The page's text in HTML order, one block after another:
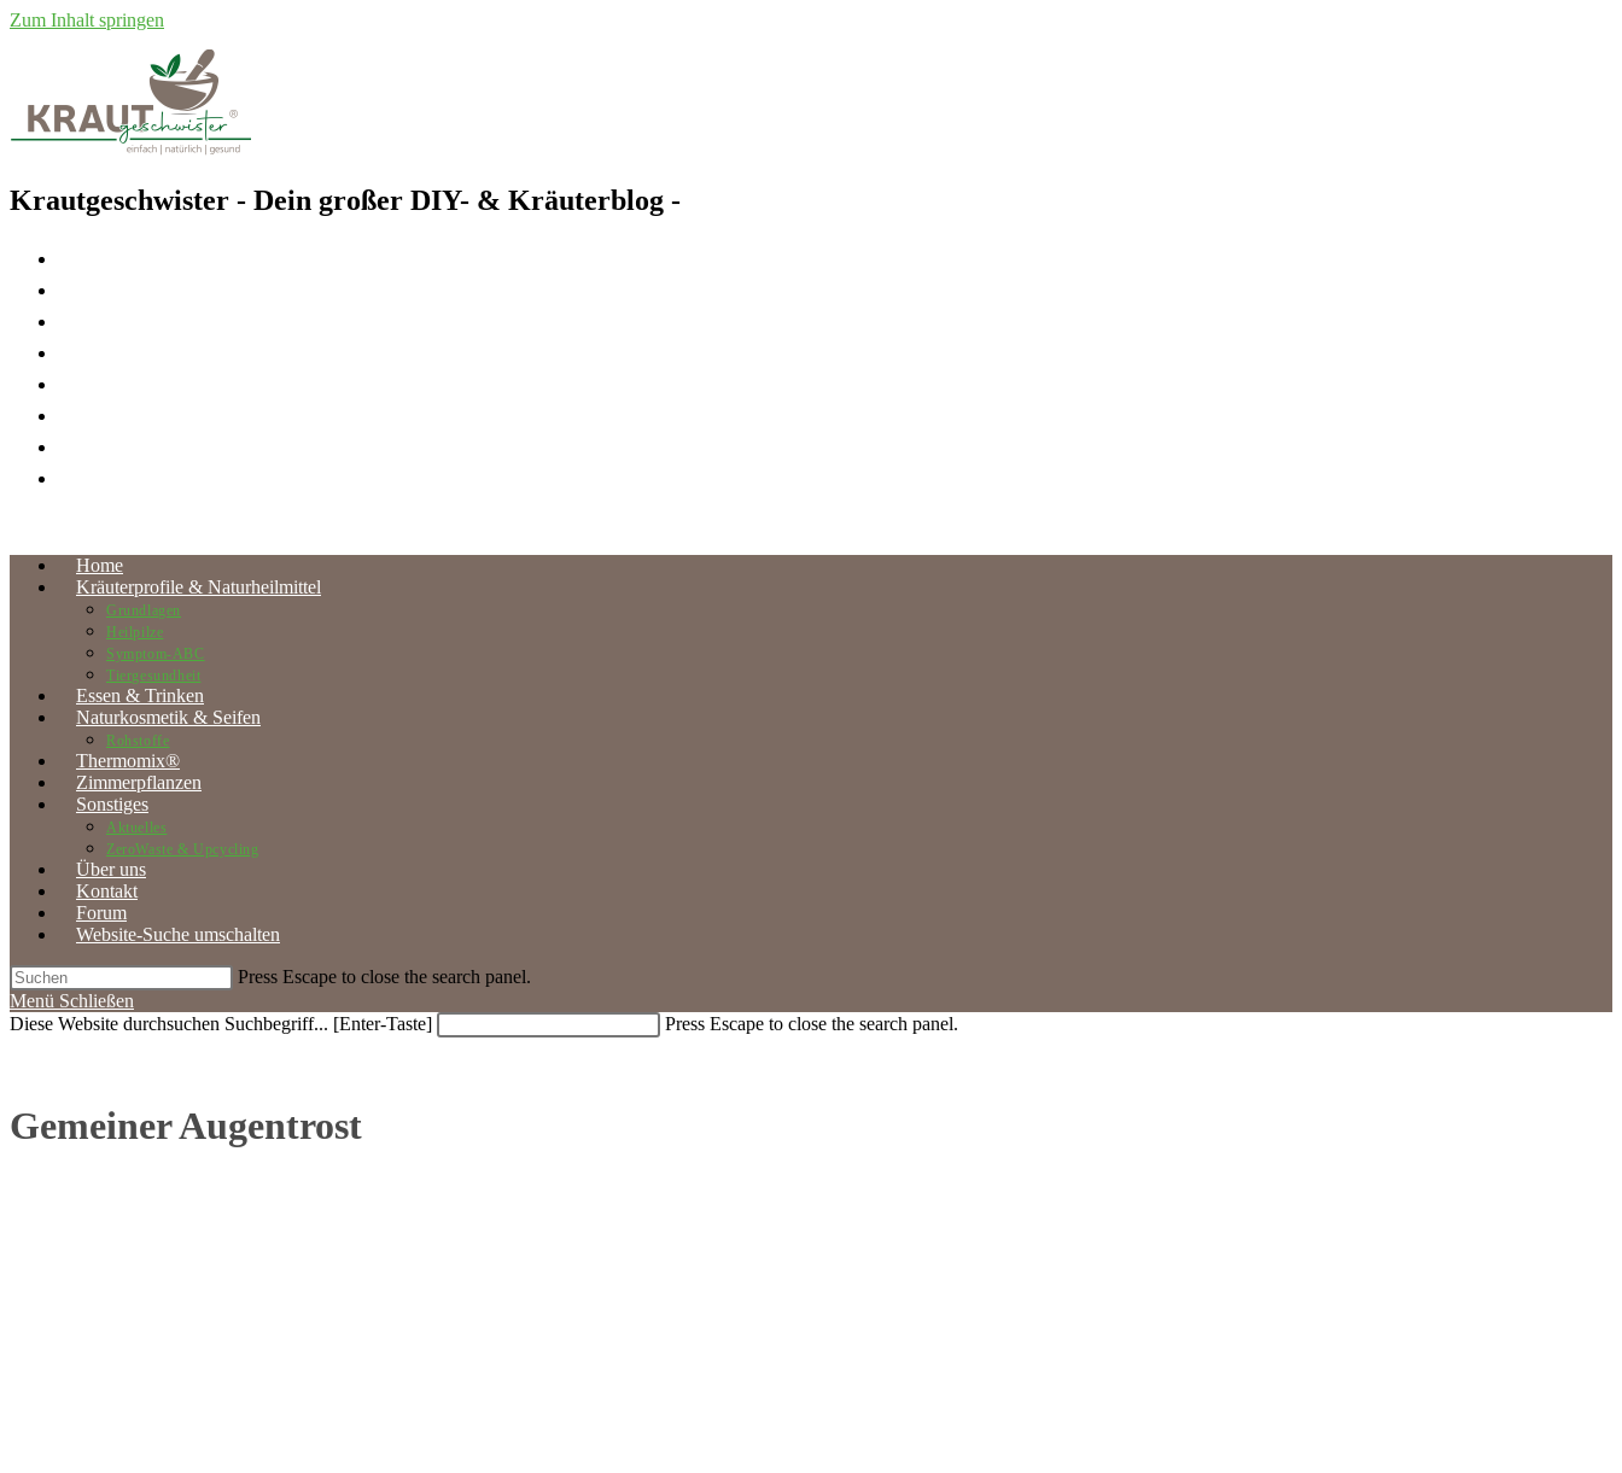
Zum Inhalt springen
Krautgeschwister - Dein großer DIY- & Kräuterblog -
Home
Kräuterprofile & Naturheilmittel
Grundlagen
Heilpilze
Symptom-ABC
Tiergesundheit
Essen & Trinken
Naturkosmetik & Seifen
Rohstoffe
Thermomix®
Zimmerpflanzen
Sonstiges
Aktuelles
ZeroWaste & Upcycling
Über uns
Kontakt
Forum
Website-Suche umschalten
Press Escape to close the search panel.
Menü Schließen
Diese Website durchsuchen Suchbegriff... [Enter-Taste] Press Escape to close the search panel.
Gemeiner Augentrost